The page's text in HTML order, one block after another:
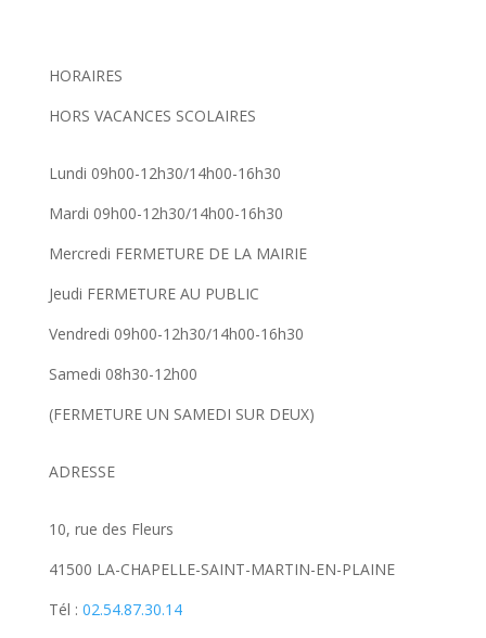
HORAIRES
HORS VACANCES SCOLAIRES
Lundi 09h00-12h30/14h00-16h30
Mardi 09h00-12h30/14h00-16h30
Mercredi FERMETURE DE LA MAIRIE
Jeudi FERMETURE AU PUBLIC
Vendredi 09h00-12h30/14h00-16h30
Samedi 08h30-12h00
(FERMETURE UN SAMEDI SUR DEUX)
ADRESSE
10, rue des Fleurs
41500 LA-CHAPELLE-SAINT-MARTIN-EN-PLAINE
Tél : 02.54.87.30.14